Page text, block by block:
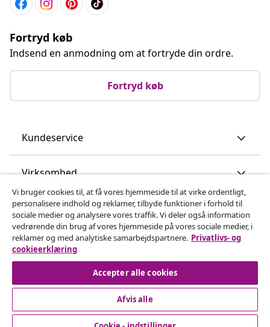
Fortryd køb
Indsend en anmodning om at fortryde din ordre.
Fortryd køb
Kundeservice
Virksomhed
vidaXL
Opdag mere
Vi bruger cookies til, at få vores hjemmeside til at virke ordentligt,
personalisere indhold og reklamer, tilbyde funktioner i forhold til
sociale medier og analysere vores traffik. Vi deler også information
vedrørende din brug af vores hjemmeside på vores sociale medier, i
reklamer og med analytiske samarbejdspartnere. Privatlivs- og
cookieerklæring
Accepter alle cookies
Afvis alle